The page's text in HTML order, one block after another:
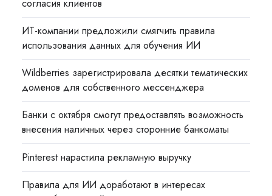
согласия клиентов
ИТ-компании предложили смягчить правила
использования данных для обучения ИИ
Wildberries зарегистрировала десятки тематических
доменов для собственного мессенджера
Банки с октября смогут предоставлять возможность
внесения наличных через сторонние банкоматы
Pinterest нарастила рекламную выручку
Правила для ИИ доработают в интересах